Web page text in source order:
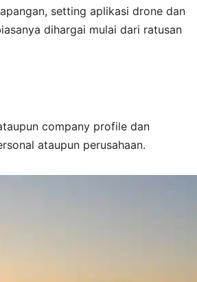
setting aplikasi drone dan
dihargai mulai dari ratusan
company profile dan
ataupun perusahaan.